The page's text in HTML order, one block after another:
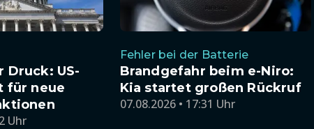
Druck: US-
für neue
Uhr
Fehler bei der Batterie
Brandgefahr beim e-Niro:
Kia startet großen Rückruf
07.08.2026 • 17:31 Uhr